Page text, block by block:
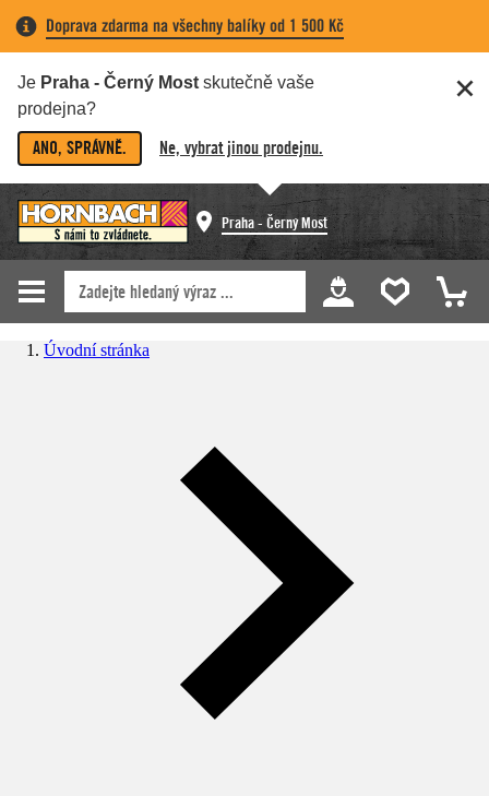
Doprava zdarma na všechny balíky od 1 500 Kč
Je Praha - Černý Most skutečně vaše
prodejna?
ANO, SPRÁVNĚ. Ne, vybrat jinou prodejnu.
Praha - Černý Most
Úvodní stránka